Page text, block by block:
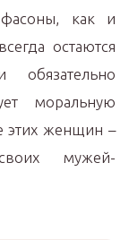
как и
остаются
обязательно
моральную
этих женщин –
мужей-